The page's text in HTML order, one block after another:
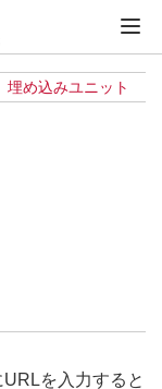
メ
イ
ン
埋め込みユニット
を入力すると